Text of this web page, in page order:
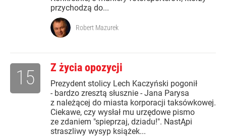
przychodzą do...
Robert Mazurek
Z życia opozycji
Prezydent stolicy Lech Kaczyński pogonił
- bardzo zresztą słusznie - Jana Parysa
z należącej do miasta korporacji taksówkowej.
Ciekawe, czy wysłał mu urzędowe pismo
ze zdaniem "spieprzaj, dziadu!". NastĄpi
straszliwy wysyp książek...
15